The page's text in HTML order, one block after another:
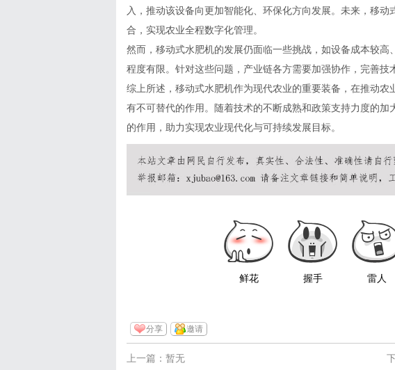
入，推动该设备向更加智能化、环保化方向发展。未来，移
合，实现农业全程数字化管理。
然而，移动式水肥机的发展仍面临一些挑战，如设备成本较
程度有限。针对这些问题，产业链各方需要加强协作，完善技
综上所述，移动式水肥机作为现代农业的重要装备，在推动
有不可替代的作用。随着技术的不断成熟和政策支持力度的
的作用，助力实现农业现代化与可持续发展目标。
鲜花 握手 雷人
分享 邀请
上一篇：暂无